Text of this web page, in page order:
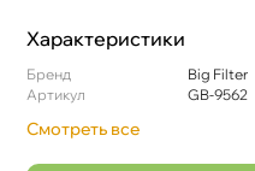
Характеристики
Бренд
Big Filter
Артикул
GB-9562
Смотреть все